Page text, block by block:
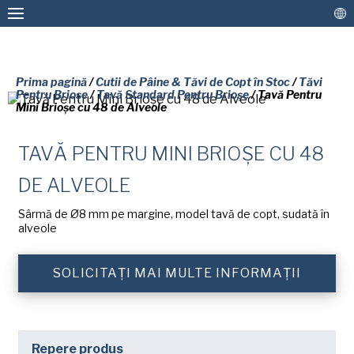
Forme & Tăvi de Copt Personalizate
Cutii de Pâine & Tăvi de Copt în Stoc
Straturi de acoperire antiaderentă și Serviciul
de Reteflonare
Mai Multe Soluții
Conectați
Prima pagină/Cutii de Pâine & Tăvi de Copt în Stoc/Tăvi
Pentru Brioșe/Tavă Standard Pentru Brioșe/ Tavă Pentru
Mini Brioșe cu 48 de Alveole
TAVĂ PENTRU MINI BRIOȘE CU 48
DE ALVEOLE
Sârmă de Ø8 mm pe margine, model tavă de copt, sudată în
alveole
SOLICITAȚI MAI MULTE INFORMAȚII
Repere produs
VĂ RUGĂM SĂ COMPLETAȚI
FORMULARUL DE MAI JOS PENTRU
A PRIMI GRATUIT O COPIE A
DOCUMENTULUI SOLICITAT.
Nume